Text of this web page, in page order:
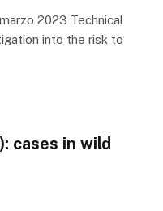
2023 Technical
into the risk to
cases in wild